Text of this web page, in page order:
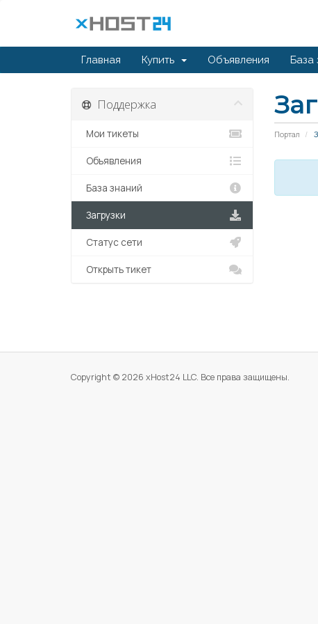
Главная Купить Объявления База
Портал
Поддержка
Мои тикеты
Объявления
База знаний
Загрузки
Статус сети
Открыть тикет
Copyright © 2026 xHost24 LLC. Все права защищены.